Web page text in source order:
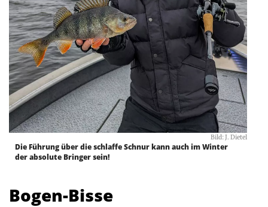
Bild: J. Dietel
Die Führung über die schlaffe Schnur kann auch im Winter
der absolute Bringer sein!
Bogen-Bisse